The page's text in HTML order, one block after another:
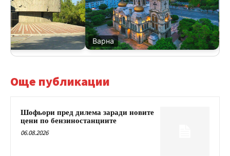
Варна
Още публикации
Шофьори пред дилема заради новите
цени по бензиностанциите
06.08.2026